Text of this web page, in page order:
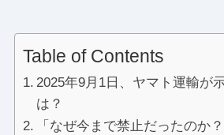
Table of Contents
2025年9月1日、ヤマト運輸が
は？
「なぜ今まで禁止だったのか